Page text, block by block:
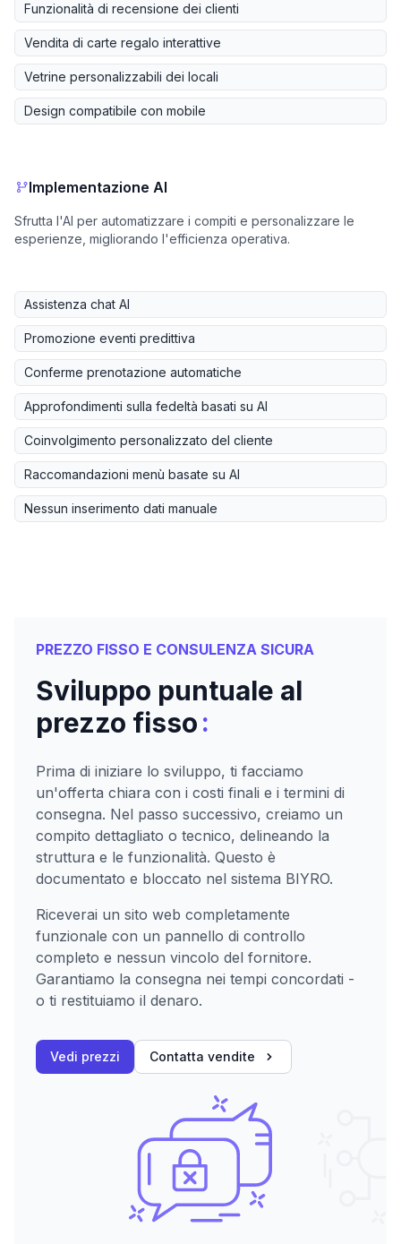
Funzionalità di recensione dei clienti
Vendita di carte regalo interattive
Vetrine personalizzabili dei locali
Design compatibile con mobile
Implementazione AI
Sfrutta l'AI per automatizzare i compiti e personalizzare le
esperienze, migliorando l'efficienza operativa.
Assistenza chat AI
Promozione eventi predittiva
Conferme prenotazione automatiche
Approfondimenti sulla fedeltà basati su AI
Coinvolgimento personalizzato del cliente
Raccomandazioni menù basate su AI
Nessun inserimento dati manuale
PREZZO FISSO E CONSULENZA SICURA
Sviluppo puntuale al
prezzo fisso:
Prima di iniziare lo sviluppo, ti facciamo
un'offerta chiara con i costi finali e i termini di
consegna. Nel passo successivo, creiamo un
compito dettagliato o tecnico, delineando la
struttura e le funzionalità. Questo è
documentato e bloccato nel sistema BIYRO.
Riceverai un sito web completamente
funzionale con un pannello di controllo
completo e nessun vincolo del fornitore.
Garantiamo la consegna nei tempi concordati -
o ti restituiamo il denaro.
Vedi prezzi Contatta vendite